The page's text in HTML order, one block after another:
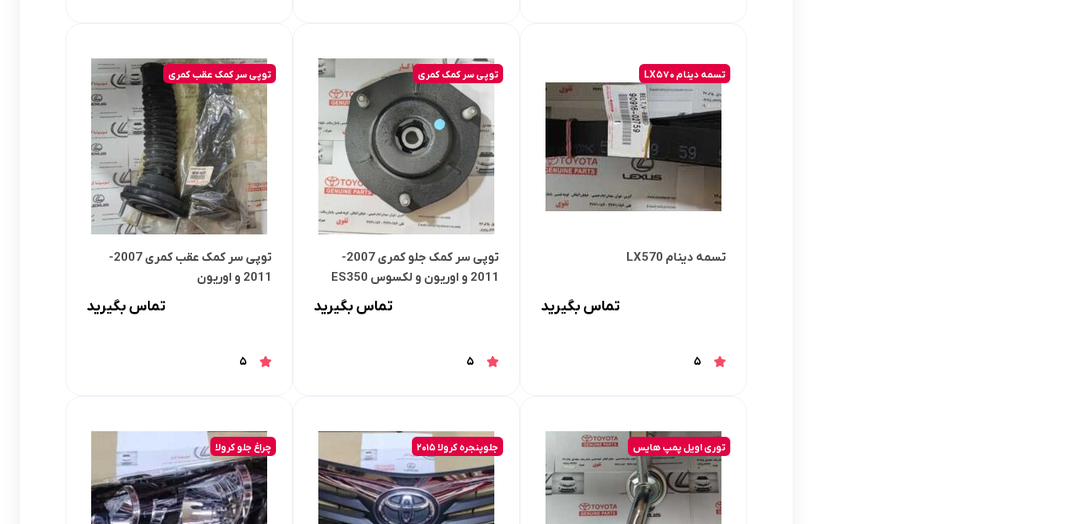
تسمه دینام LX570
تسمه دینام LX570
تماس بگیرید
5
توپی سر کمک کمری
توپی سر کمک جلو کمری 2007-
2011 و اوریون و لکسوس ES350
تماس بگیرید
5
توپی سر کمک عقب کمری
توپی سر کمک عقب کمری 2007-
2011 و اوریون
تماس بگیرید
5
توری اویل پمپ هایس جلوپنجره کرولا 2015 چراغ جلو کرولا